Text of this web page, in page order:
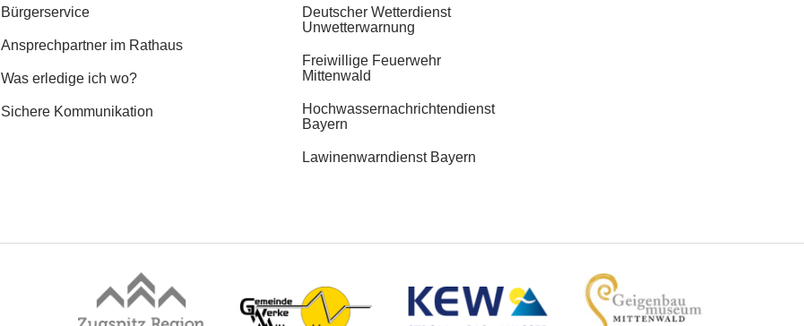
Bürgerservice
Ansprechpartner im Rathaus
Was erledige ich wo?
Sichere Kommunikation
Deutscher Wetterdienst
Unwetterwarnung
Freiwillige Feuerwehr
Mittenwald
Hochwassernachrichtendienst
Bayern
Lawinenwarndienst Bayern